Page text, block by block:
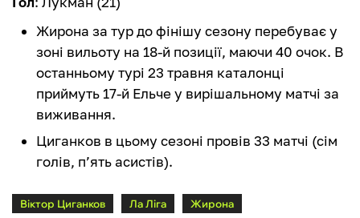
Жирона за тур до фінішу сезону перебуває у
зоні вильоту на 18-й позиції, маючи 40 очок. В
останньому турі 23 травня каталонці
приймуть 17-й Ельче у вирішальному матчі за
виживання.
Циганков в цьому сезоні провів 33 матчі (сім
голів, п’ять асистів).
Віктор Циганков Ла Ліга Жирона